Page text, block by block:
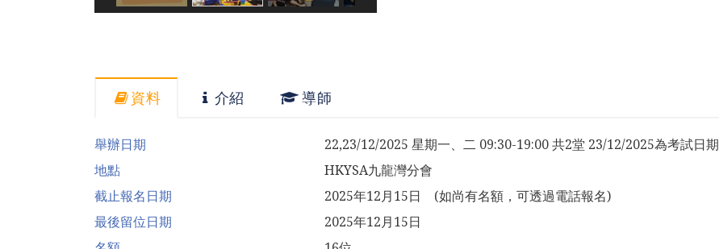
資料 介紹 導師
舉辦日期
22,23/12/2025 星期一、二 09:30-19:00 共2堂 23/12/2025為考試日期
地點
HKYSA九龍灣分會
截止報名日期
2025年12月15日 (如尚有名額，可透過電話報名)
最後留位日期
2025年12月15日